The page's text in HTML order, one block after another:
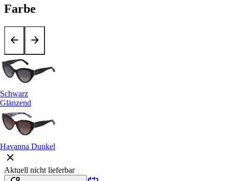
Farbe
Schwarz
Glänzend
Havanna Dunkel
Aktuell nicht lieferbar